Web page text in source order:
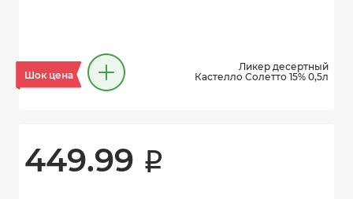
Шок цена
Ликер десертный
Кастелло Солетто 15% 0,5л
449.99 i